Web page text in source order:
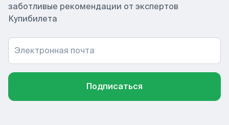
заботливые рекомендации от экспертов
Купибилета
Электронная почта
Подписаться